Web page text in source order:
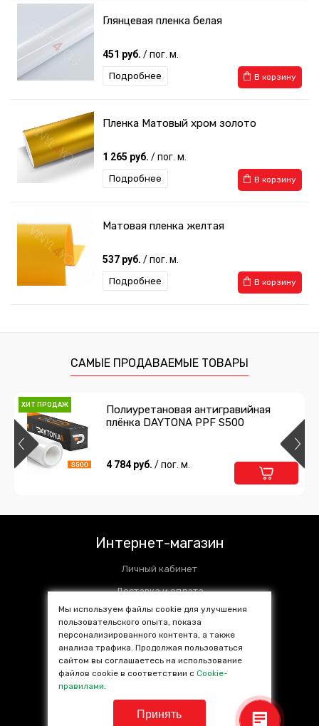
Глянцевая пленка белая
451 руб. / пог. м.
В корзину
Подробнее
Пленка Матовый хром золото
1 265 руб. / пог. м.
В корзину
Подробнее
Матовая пленка желтая
537 руб. / пог. м.
В корзину
Подробнее
718 руб./ пог. м.
477 руб./ пог. м.
В корзину
841 руб./ пог. м.
В корзину
Подробнее
Пленка Белый глянец KPMF 88011
Airealease
2 346 руб./ пог. м.
САМЫЕ ПРОДАВАЕМЫЕ ТОВАРЫ
ХИТ ПРОДАЖ
Полиуретановая антигравийная
плёнка DAYTONA PPF S500
4 784 руб. / пог. м.
Интернет-магазин
Личный кабинет
Доставка и оплата
Установочные центры
Контакты
SALE %
Популярные товары
Мы используем файлы cookie для улучшения
пользовательского опыта, показа
персонализированного контента, а также
анализа трафика. Продолжая пользоваться
сайтом вы соглашаетесь на использование
файлов cookie в соответствии сCookie-
правилами.
Принять